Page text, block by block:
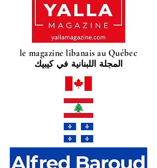
le magazine libanais au Québec
المجلة اللبنانية في كيبيك